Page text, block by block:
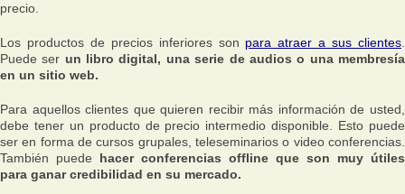
precio.
Los productos de precios inferiores son para atraer a sus clientes
Puede ser un libro digital, una serie de audios o una membresía
en un sitio web.
Para aquellos clientes que quieren recibir más información de usted,
debe tener un producto de precio intermedio disponible. Esto puede
ser en forma de cursos grupales, teleseminarios o video conferencias.
También puede hacer conferencias offline que son muy útiles
para ganar credibilidad en su mercado.